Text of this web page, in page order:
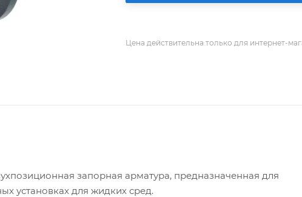
Цена действительна только для интернет-
запорная арматура, предназначенная для
установках для жидких сред.